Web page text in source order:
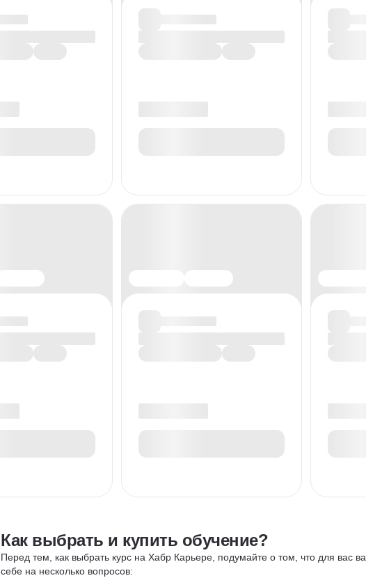
Как выбрать и купить обучение?
Перед тем, как выбрать курс на Хабр Карьере, подумайте о том, что для вас
себе на несколько вопросов: